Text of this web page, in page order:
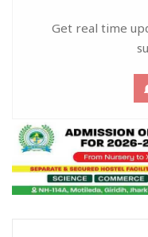
Get real time